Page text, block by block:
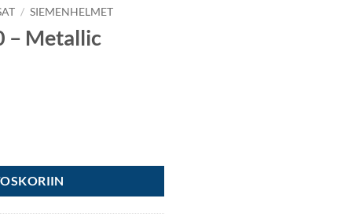
/ SIEMENHELMET
– Metallic